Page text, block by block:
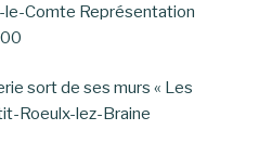
le-Comte Représentation
sort de ses murs « Les
Roeulx-lez-Braine